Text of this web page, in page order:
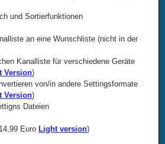
und Sortierfunktionen
an eine Wunschliste (nicht in der
Kanalliste für verschiedene Geräte
Version)
von/in andere Settingsformate
Version)
Dateien
Euro Light version)